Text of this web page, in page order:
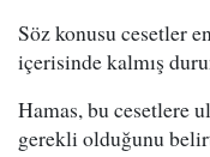
Söz konusu cesetler
içerisinde kalmış
Hamas, bu cesetlere
gerekli olduğunu